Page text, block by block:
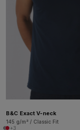
B&C Exact V-neck
145 g/m² / Classic Fit
+3